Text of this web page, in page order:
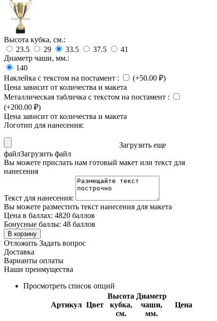
Высота кубка, см.:
23.5
29 33.5 37.5
41
Диаметр чаши, мм.:
140
Наклейка с текстом на постамент : (+50.00 ₽)
Цена зависит от количества и макета
Металлическая табличка с текстом на постамент :
(+200.00 ₽)
Цена зависит от количества и макета
Логотип для нанесения:
Загрузить еще
файлЗагрузить файл
Вы можете прислать нам готовый макет или текст для
нанесения
Текст для нанесения:
Вы можете разместить текст нанесения для макета
Цена в баллах: 4820 баллов
Бонусные баллы: 48 баллов
В корзину
Отложить Задать вопрос
Доставка
Варианты оплаты
Наши преимущества
Просмотреть список опций
Артикул Цвет
Высота
кубка,
см.
Диаметр
чаши,
мм.
Цена